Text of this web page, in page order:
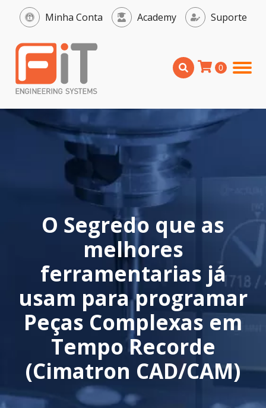
Minha Conta Academy Suporte
O Segredo que as
melhores
ferramentarias já
usam para programar
Peças Complexas em
Tempo Recorde
(Cimatron CAD/CAM)